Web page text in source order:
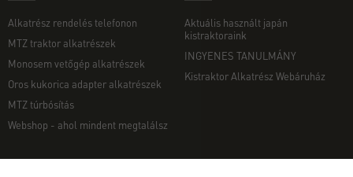
Alkatrész rendelés telefonon
MTZ traktor alkatrészek
Monosem vetőgép alkatrészek
Oros kukorica adapter alkatrészek
MTZ túrbósítás
Webshop - ahol mindent megtalálsz
Aktuális használt japán
kistraktoraink
INGYENES TANULMÁNY
Kistraktor Alkatrész Webáruház